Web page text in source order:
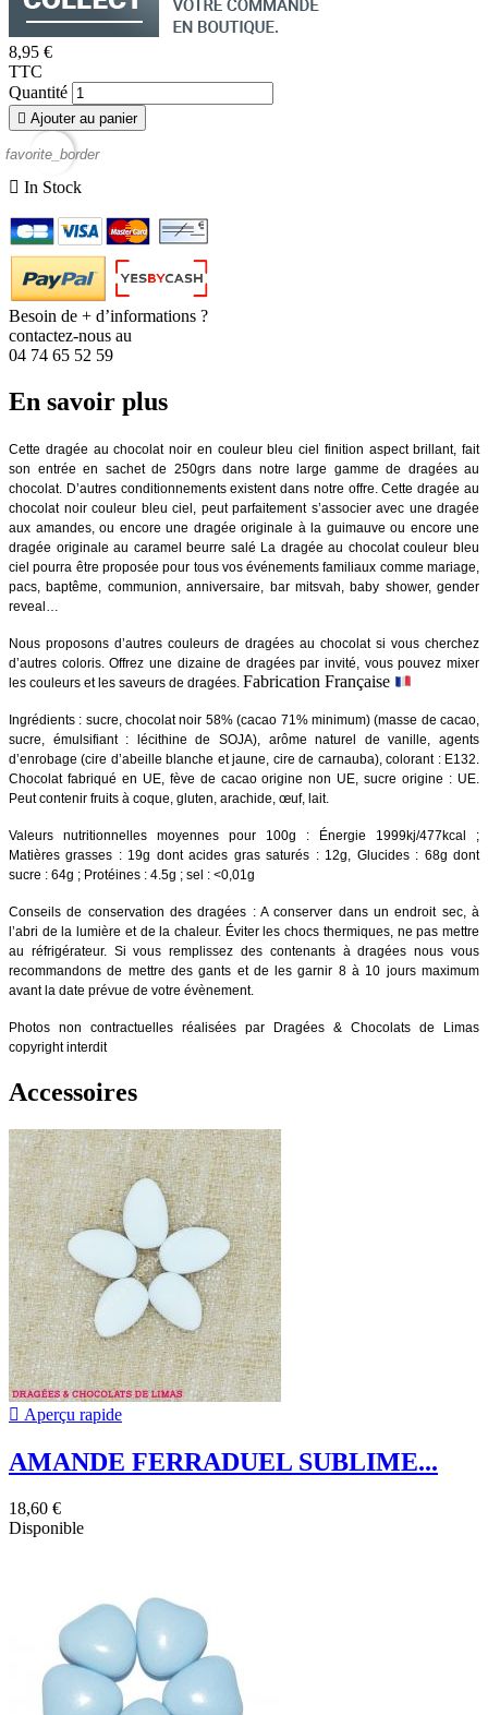
8,95 €
TTC
Quantité
 Ajouter au panier
favorite_border
 In Stock
Besoin de + d’informations ?
contactez-nous au
04 74 65 52 59
En savoir plus
Cette dragée au chocolat noir en couleur bleu ciel finition aspect brillant, fait
son entrée en sachet de 250grs dans notre large gamme de dragées au
chocolat. D’autres conditionnements existent dans notre offre. Cette dragée au
chocolat noir couleur bleu ciel, peut parfaitement s’associer avec une dragée
aux amandes, ou encore une dragée originale à la guimauve ou encore une
dragée originale au caramel beurre salé La dragée au chocolat couleur bleu
ciel pourra être proposée pour tous vos événements familiaux comme mariage,
pacs, baptême, communion, anniversaire, bar mitsvah, baby shower, gender
reveal…
Nous proposons d’autres couleurs de dragées au chocolat si vous cherchez
d’autres coloris. Offrez une dizaine de dragées par invité, vous pouvez mixer
les couleurs et les saveurs de dragées. Fabrication Française
Ingrédients : sucre, chocolat noir 58% (cacao 71% minimum) (masse de cacao,
sucre, émulsifiant : lécithine de SOJA), arôme naturel de vanille, agents
d’enrobage (cire d’abeille blanche et jaune, cire de carnauba), colorant : E132.
Chocolat fabriqué en UE, fève de cacao origine non UE, sucre origine : UE.
Peut contenir fruits à coque, gluten, arachide, œuf, lait.
Valeurs nutritionnelles moyennes pour 100g : Énergie 1999kj/477kcal ;
Matières grasses : 19g dont acides gras saturés : 12g, Glucides : 68g dont
sucre : 64g ; Protéines : 4.5g ; sel : <0,01g
Conseils de conservation des dragées : A conserver dans un endroit sec, à
l’abri de la lumière et de la chaleur. Éviter les chocs thermiques, ne pas mettre
au réfrigérateur. Si vous remplissez des contenants à dragées nous vous
recommandons de mettre des gants et de les garnir 8 à 10 jours maximum
avant la date prévue de votre évènement.
Photos non contractuelles réalisées par Dragées & Chocolats de Limas
copyright interdit
Accessoires
 Aperçu rapide
AMANDE FERRADUEL SUBLIME...
18,60 €
Disponible